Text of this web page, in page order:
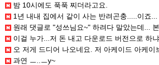
밤 10시에도 푹푹 찌더라고요.
1년 내내 집에서 같이 사는 반려곤충.....이죠...
원래 댓글로 "성쓰님요~" 하려다 말았는데... 본인
이걸 누가...저 돈 내고 다운로드 버전으로 하냐... 성쓰님
오 저게 드디어 나오네요. 저 아케이드 아케이브즈 게임 많이
과연 ㅡ..ㅡy~